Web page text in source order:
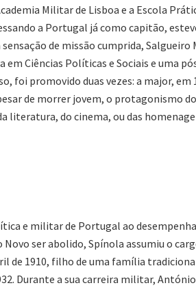
Militar de Lisboa e a Escola
a Portugal já como capitão,
de missão cumprida, Salgueiro
Ciências Políticas e Sociais e uma
foi promovido duas vezes: a major,
de morrer jovem, o protagonismo
do cinema, ou das
e militar de Portugal ao
ser abolido, Spínola assumiu o
de 1910, filho de uma família
Durante a sua carreira militar,